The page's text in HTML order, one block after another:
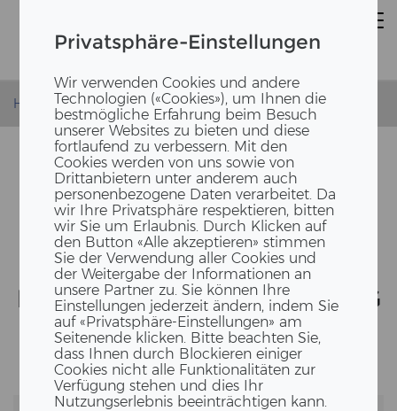
Privatsphäre-Einstellungen
Wir verwenden Cookies und andere
Technologien («Cookies»), um Ihnen die
bestmögliche Erfahrung beim Besuch
unserer Websites zu bieten und diese
fortlaufend zu verbessern. Mit den
Cookies werden von uns sowie von
Drittanbietern unter anderem auch
personenbezogene Daten verarbeitet. Da
wir Ihre Privatsphäre respektieren, bitten
wir Sie um Erlaubnis. Durch Klicken auf
den Button «Alle akzeptieren» stimmen
Sie der Verwendung aller Cookies und
der Weitergabe der Informationen an
unsere Partner zu. Sie können Ihre
Einstellungen jederzeit ändern, indem Sie
auf «Privatsphäre-Einstellungen» am
Seitenende klicken. Bitte beachten Sie,
dass Ihnen durch Blockieren einiger
Cookies nicht alle Funktionalitäten zur
Verfügung stehen und dies Ihr
Nutzungserlebnis beeinträchtigen kann.
Homepage News Nationaler Zukunftstag 2025
NA­TIO­NA­LER ZU­KUNFTS­TAG
BEI ERNE